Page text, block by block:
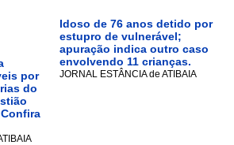
por
do
Idoso de 76 anos detido por
estupro de vulnerável;
apuração indica outro caso
envolvendo 11 crianças.
JORNAL ESTÂNCIA de ATIBAIA